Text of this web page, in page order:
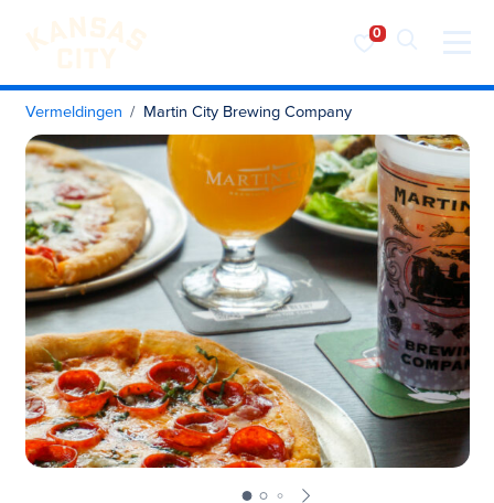
Bezoek KC
Ga naar inhoud
Vermeldingen Martin City Brewing Company